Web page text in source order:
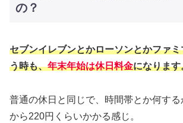
の？
セブンイレブンとかローソンとかファ
う時も、年末年始は休日料金になります
普通の休日と同じで、時間帯とか何する
から220円くらいかかる感じ。